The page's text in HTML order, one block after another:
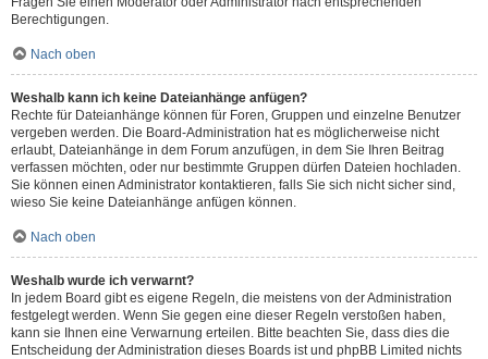
Berechtigungen.
Nach oben
Weshalb kann ich keine Dateianhänge anfügen?
Rechte für Dateianhänge können für Foren, Gruppen und einzelne Benutzer
vergeben werden. Die Board-Administration hat es möglicherweise nicht
erlaubt, Dateianhänge in dem Forum anzufügen, in dem Sie Ihren Beitrag
verfassen möchten, oder nur bestimmte Gruppen dürfen Dateien hochladen.
Sie können einen Administrator kontaktieren, falls Sie sich nicht sicher sind,
wieso Sie keine Dateianhänge anfügen können.
Nach oben
Weshalb wurde ich verwarnt?
In jedem Board gibt es eigene Regeln, die meistens von der Administration
festgelegt werden. Wenn Sie gegen eine dieser Regeln verstoßen haben,
kann sie Ihnen eine Verwarnung erteilen. Bitte beachten Sie, dass dies die
Entscheidung der Administration dieses Boards ist und phpBB Limited nichts